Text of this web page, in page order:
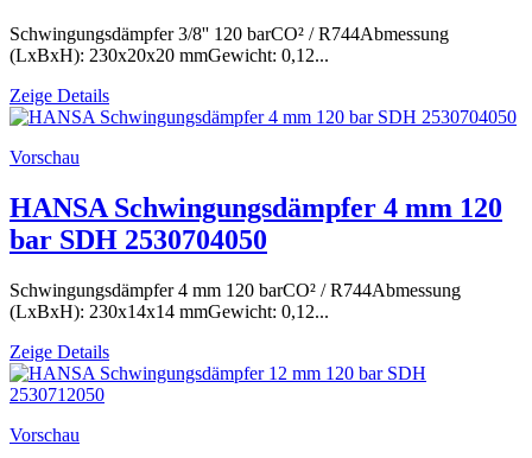
Schwingungsdämpfer 3/8'' 120 barCO² / R744Abmessung
(LxBxH): 230x20x20 mmGewicht: 0,12...
Zeige Details
Vorschau
HANSA Schwingungsdämpfer 4 mm 120
bar SDH 2530704050
Schwingungsdämpfer 4 mm 120 barCO² / R744Abmessung
(LxBxH): 230x14x14 mmGewicht: 0,12...
Zeige Details
Vorschau